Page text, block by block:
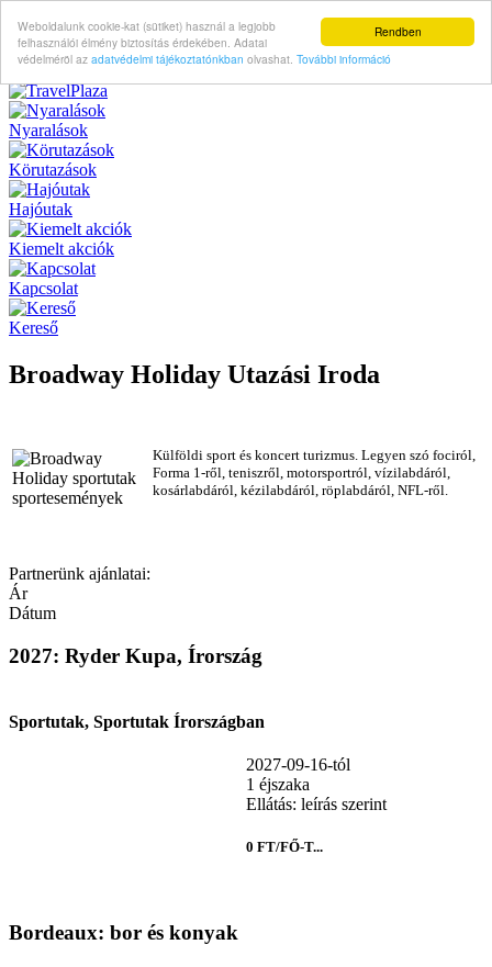
Rendben
Weboldalunk cookie-kat (sütiket) használ a legjobb
felhasználói élmény biztosítás érdekében. Adatai
védelméröl az adatvédelmi tájékoztatónkban olvashat. További információ
Nyaralások
Körutazások
Hajóutak
Kiemelt akciók
Kapcsolat
Kereső
Broadway Holiday Utazási Iroda
Külföldi sport és koncert turizmus. Legyen szó fociról,
Forma 1-ről, teniszről, motorsportról, vízilabdáról,
kosárlabdáról, kézilabdáról, röplabdáról, NFL-ről.
Partnerünk ajánlatai:
Ár
Dátum
2027: Ryder Kupa, Írország
Sportutak, Sportutak Írországban
2027-09-16-tól
1 éjszaka
Ellátás: leírás szerint
0 FT/FŐ-T...
Bordeaux: bor és konyak